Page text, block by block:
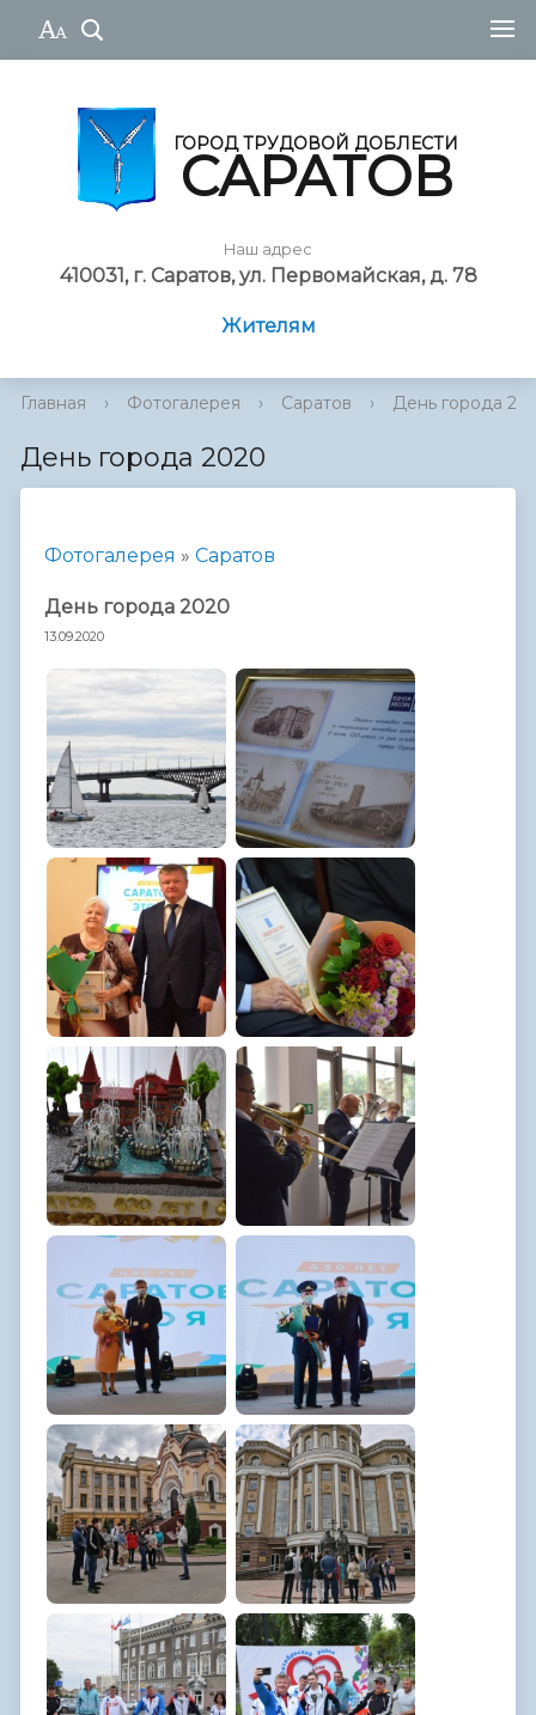
ГОРОД ТРУДОВОЙ ДОБЛЕСТИ
САРАТОВ
Наш адрес
410031, г. Саратов, ул. Первомайская, д. 78
Жителям
Главная › Фотогалерея › Саратов › День города
День города 2020
Фотогалерея » Саратов
День города 2020
13.09.2020